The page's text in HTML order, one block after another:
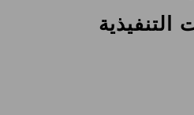
التنفيذية